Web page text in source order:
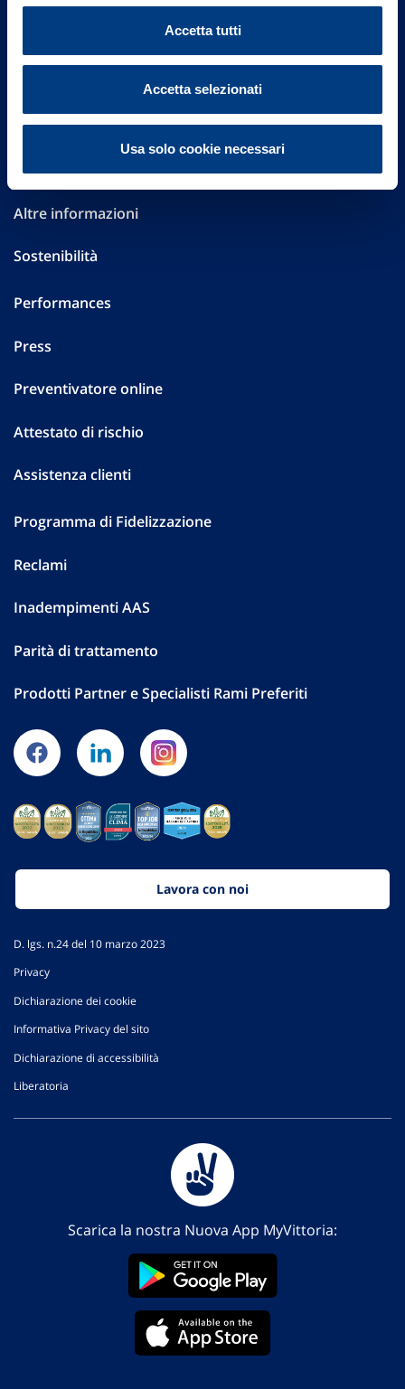
Accetta tutti
Accetta selezionati
Usa solo cookie necessari
Governance
Investor Relations
Altre informazioni
Sostenibilità
Performances
Press
Preventivatore online
Attestato di rischio
Assistenza clienti
Programma di Fidelizzazione
Reclami
Inadempimenti AAS
Parità di trattamento
Prodotti Partner e Specialisti Rami Preferiti
Lavora con noi
D. lgs. n.24 del 10 marzo 2023
Privacy
Dichiarazione dei cookie
Informativa Privacy del sito
Dichiarazione di accessibilità
Liberatoria
Scarica la nostra Nuova App MyVittoria: